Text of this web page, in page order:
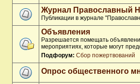
Журнал Православный
Публикации в журнале
Объявления
Разрешается помещать
мероприятиях, которые могут
Подфорум: Сбор пожертвований
Опрос общественного